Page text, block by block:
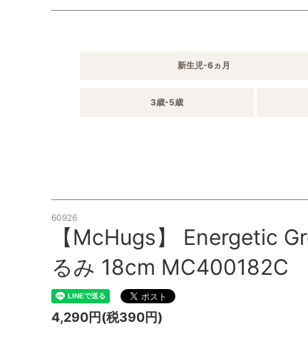
新生児-6ヵ月
3歳-5歳
60926
【McHugs】 Energetic
るみ 18cm MC400182C
4,290円(税390円)